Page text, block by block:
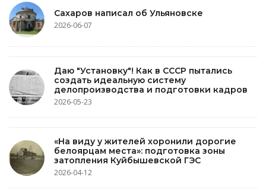
Сахаров написал об Ульяновске
2026-06-07
Даю "Установку"! Как в СССР пытались
создать идеальную систему
делопроизводства и подготовки кадров
2026-05-23
«На виду у жителей хоронили дорогие
белоярцам места»: подготовка зоны
затопления Куйбышевской ГЭС
2026-04-12